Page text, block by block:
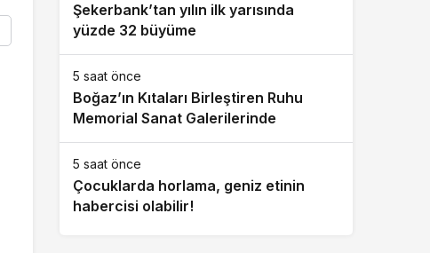
Şekerbank’tan yılın ilk yarısında
yüzde 32 büyüme
5 saat önce
Boğaz’ın Kıtaları Birleştiren Ruhu
Memorial Sanat Galerilerinde
5 saat önce
Çocuklarda horlama, geniz etinin
habercisi olabilir!